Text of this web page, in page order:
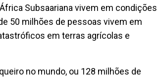
Subsaariana vivem em condições
50 milhões de pessoas vivem em
em terras agrícolas e
no mundo, ou 128 milhões de